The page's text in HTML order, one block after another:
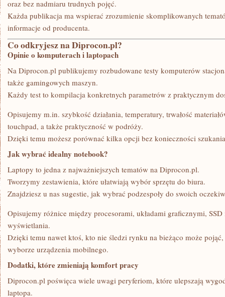
oraz bez nadmiaru trudnych pojęć.
Każda publikacja ma wspierać zrozumienie skomplikowanych
informacje od producenta.
Co odkryjesz na Diprocon.pl?
Opinie o komputerach i laptopach
Na Diprocon.pl publikujemy rozbudowane testy komputerów
także gamingowych maszyn.
Każdy test to kompilacja konkretnych parametrów z praktycznym
Opisujemy m.in. szybkość działania, temperatury, trwałość
touchpad, a także praktyczność w podróży.
Dzięki temu możesz porównać kilka opcji bez konieczności
Jak wybrać idealny notebook?
Laptopy to jedna z najważniejszych tematów na Diprocon.pl.
Tworzymy zestawienia, które ułatwiają wybór sprzętu do biura.
Znajdziesz u nas sugestie, jak wybrać podzespoły do swoich
Opisujemy różnice między procesorami, układami graficznymi,
wyświetlania.
Dzięki temu nawet ktoś, kto nie śledzi rynku na bieżąco może
wyborze urządzenia mobilnego.
Dodatki, które zmieniają komfort pracy
Diprocon.pl poświęca wiele uwagi peryferiom, które ulepszają
laptopa.